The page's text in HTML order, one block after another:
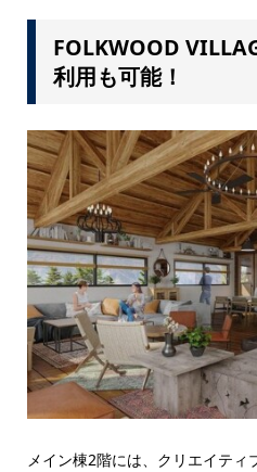
FOLKWOOD
利用も可能！
メイン棟2階には、クリエイティ